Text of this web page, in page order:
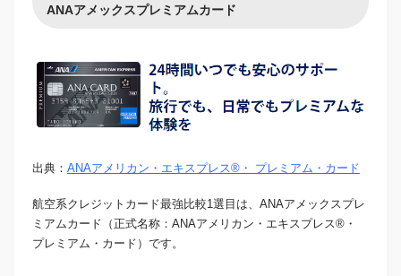
ANAアメックスプレミアムカード
出典： ANAアメリカン・エキスプレス®・ プレミアム・カード
航空系クレジットカード最強比較1選目は、ANAアメックスプレ
ミアムカード（正式名称：ANAアメリカン・エキスプレス®・
プレミアム・カード）です。